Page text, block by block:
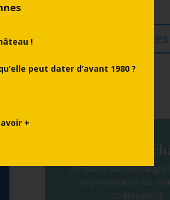
!
peut dater d’avant 1980 ?
+
à l'ensemble des visites
Dépliant du
Consultez ou téléchargez
de présentation du
Châteauneuf.